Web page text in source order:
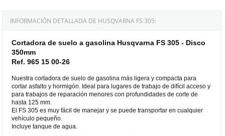
INFORMACIÓN DETALLADA DE HUSQVARNA FS 305:
Cortadora de suelo a gasolina Husqvarna FS 305 - Disco
350mm
Ref. 965 15 00-26
Nuestra cortadora de suelo de gasolina más ligera y compacta para
cortar asfalto y hormigón. Ideal para lugares de trabajo de difícil acceso y
para trabajos de reparación menores con profundidades de corte de
hasta 125 mm.
El FS 305 es muy fácil de manejar y se puede transportar en cualquier
vehículo pequeño.
Incluye tanque de agua.